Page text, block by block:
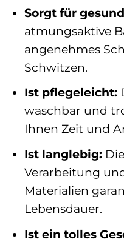
Sorgt für
atmungsaktive
angenehmes
Schwitzen.
Ist pflegeleicht:
waschbar und
Ihnen Zeit und
Ist langlebig:
Verarbeitung
Materialien
Lebensdauer.
Ist ein tolles